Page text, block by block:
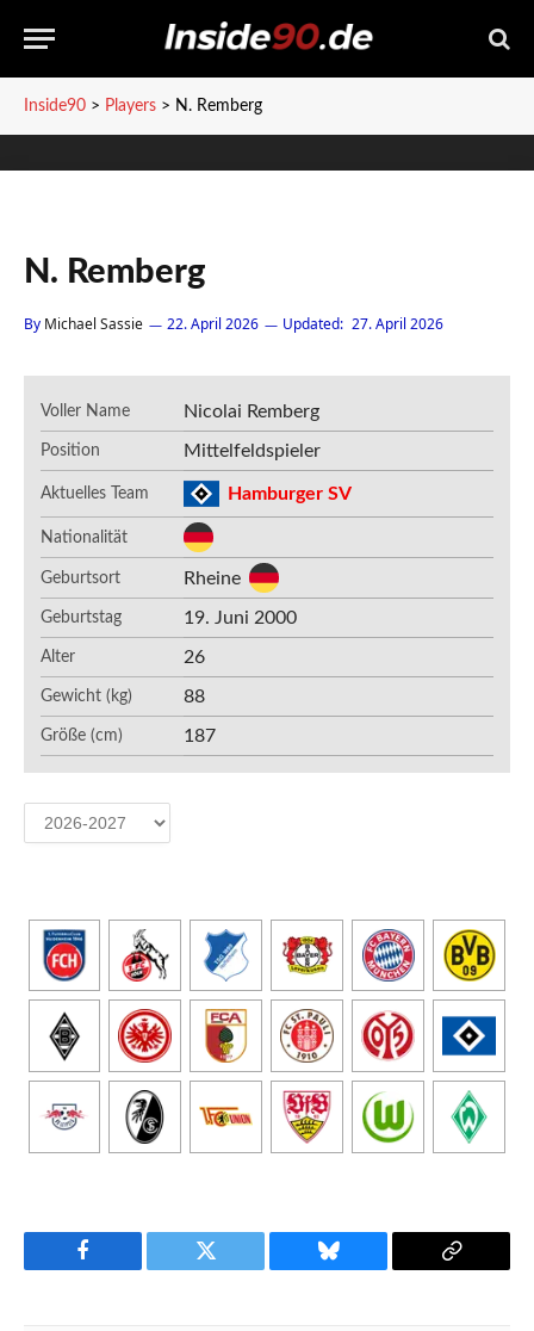
Inside90 > Players > N. Remberg
N. Remberg
By Michael Sassie 22. April 2026 Updated: 27. April 2026
Voller Name Nicolai Remberg
Position Mittelfeldspieler
Aktuelles Team Hamburger SV
Nationalität
Geburtsort Rheine
Geburtstag 19. Juni 2000
Alter 26
Gewicht (kg) 88
Größe (cm) 187
Facebook Twitter Bluesky
Copy